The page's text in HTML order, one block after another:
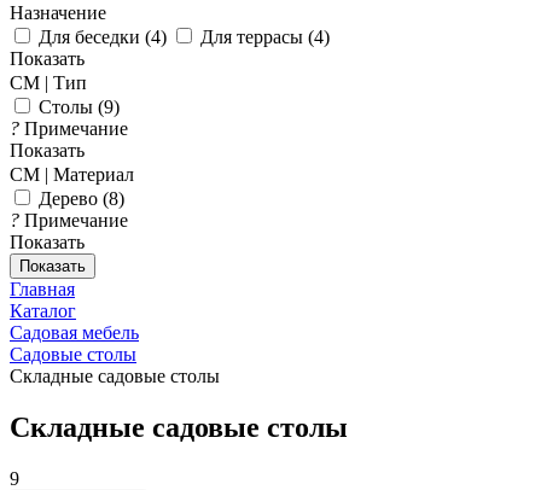
Назначение
Для беседки (4) Для террасы (4)
Показать
СМ | Тип
Столы (9)
? Примечание
Показать
СМ | Материал
Дерево (8)
? Примечание
Показать
Показать
Главная
Каталог
Садовая мебель
Садовые столы
Складные садовые столы
Складные садовые столы
9